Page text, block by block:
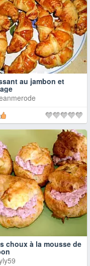
au jambon et
choux à la mousse de